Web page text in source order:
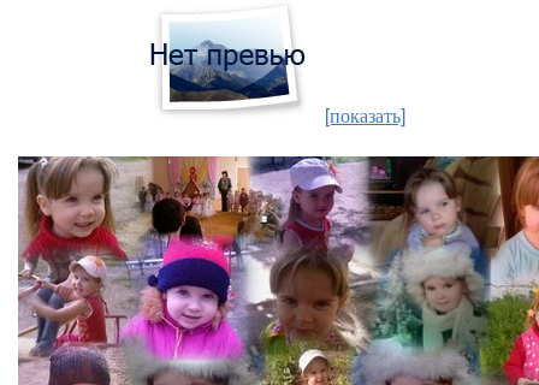
[показать]